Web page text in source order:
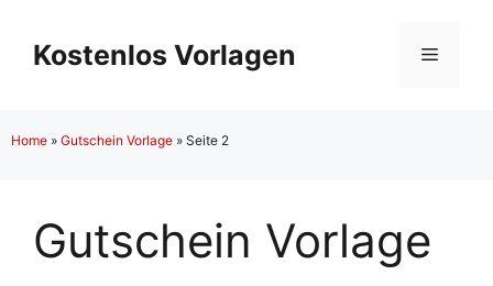
Inhalt
springen
Kostenlos Vorlagen Menü
Home » Gutschein Vorlage » Seite 2
Gutschein Vorlage